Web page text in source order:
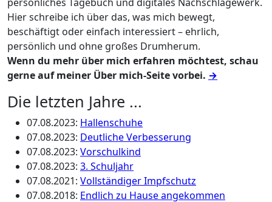
Hier schreibe ich über das, was mich bewegt,
beschäftigt oder einfach interessiert – ehrlich,
persönlich und ohne großes Drumherum.
Wenn du mehr über mich erfahren möchtest, schau
gerne auf meiner Über mich-Seite vorbei. →
Die letzten Jahre ...
07.08.2023: Hallenschuhe
07.08.2023: Deutliche Verbesserung
07.08.2023: Vorschulkind
07.08.2023: 3. Schuljahr
07.08.2021: Vollständiger Impfschutz
07.08.2018: Endlich zu Hause angekommen